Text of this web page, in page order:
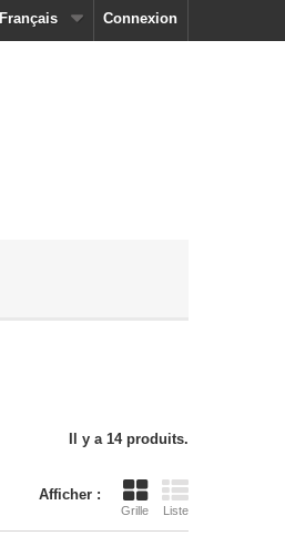
Connexion
Français
Il y a 14 produits.
Afficher :
Grille Liste